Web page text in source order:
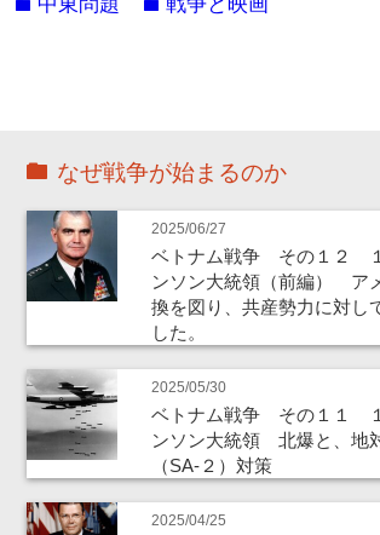
なぜ戦争が始まるのか
2025/06/27
ベトナム戦争 その１２
ンソン大統領（前編） ア
換を図り、共産勢力に対し
した。
2025/05/30
ベトナム戦争 その１１
ンソン大統領 北爆と、地
（SA-２）対策
2025/04/25